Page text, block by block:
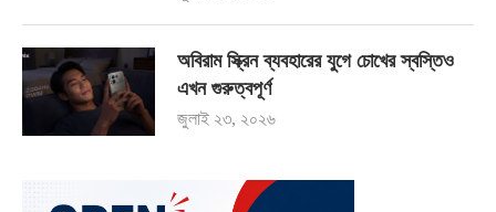
অবিরাম স্ক্রিন ব্যবহারের যুগে চোখের স্বস্তিও
এখন গুরুত্বপূর্ণ
জুলাই ২৩, ২০২৬